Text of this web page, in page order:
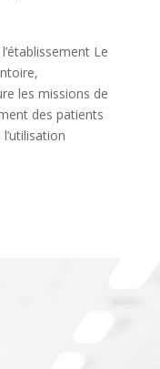
Le
les missions de
des patients